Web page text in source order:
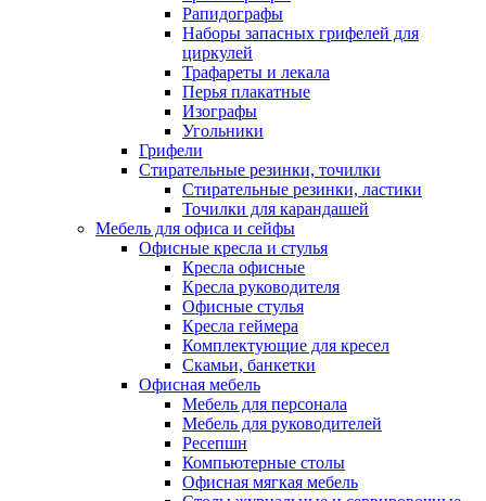
Рапидографы
Наборы запасных грифелей для
циркулей
Трафареты и лекала
Перья плакатные
Изографы
Угольники
Грифели
Стирательные резинки, точилки
Стирательные резинки, ластики
Точилки для карандашей
Мебель для офиса и сейфы
Офисные кресла и стулья
Кресла офисные
Кресла руководителя
Офисные стулья
Кресла геймера
Комплектующие для кресел
Скамьи, банкетки
Офисная мебель
Мебель для персонала
Мебель для руководителей
Ресепшн
Компьютерные столы
Офисная мягкая мебель